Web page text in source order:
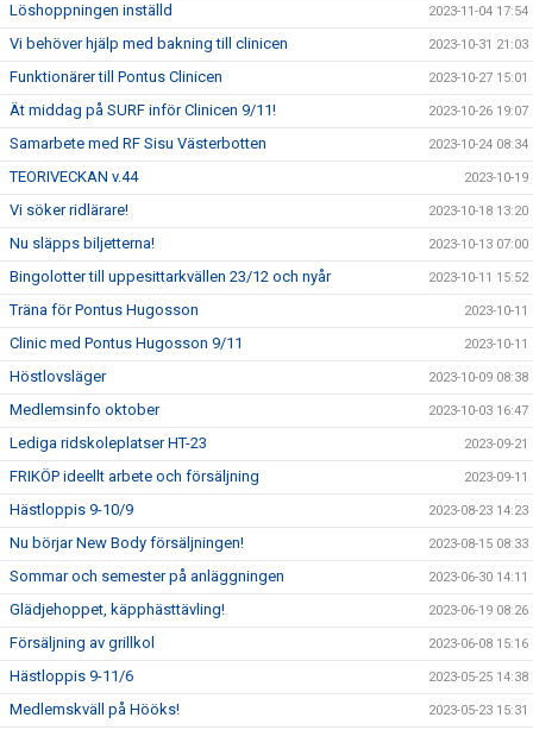
Löshoppningen inställd 2023-11-04 17:54
Vi behöver hjälp med bakning till clinicen 2023-10-31 21:03
Funktionärer till Pontus Clinicen 2023-10-27 15:01
Ät middag på SURF inför Clinicen 9/11! 2023-10-26 19:07
Samarbete med RF Sisu Västerbotten 2023-10-24 08:34
TEORIVECKAN v.44 2023-10-19
Vi söker ridlärare! 2023-10-18 13:20
Nu släpps biljetterna! 2023-10-13 07:00
Bingolotter till uppesittarkvällen 23/12 och nyår 2023-10-11 15:52
Träna för Pontus Hugosson 2023-10-11
Clinic med Pontus Hugosson 9/11 2023-10-11
Höstlovsläger 2023-10-09 08:38
Medlemsinfo oktober 2023-10-03 16:47
Lediga ridskoleplatser HT-23 2023-09-21
FRIKÖP ideellt arbete och försäljning 2023-09-11
Hästloppis 9-10/9 2023-08-23 14:23
Nu börjar New Body försäljningen! 2023-08-15 08:33
Sommar och semester på anläggningen 2023-06-30 14:11
Glädjehoppet, käpphästtävling! 2023-06-19 08:26
Försäljning av grillkol 2023-06-08 15:16
Hästloppis 9-11/6 2023-05-25 14:38
Medlemskväll på Hööks! 2023-05-23 15:31